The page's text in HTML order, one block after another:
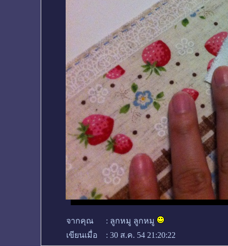
จากคุณ : ลูกหมู ลูกหมู
เขียนเมื่อ
: 30 ส.ค. 54 21:20:22